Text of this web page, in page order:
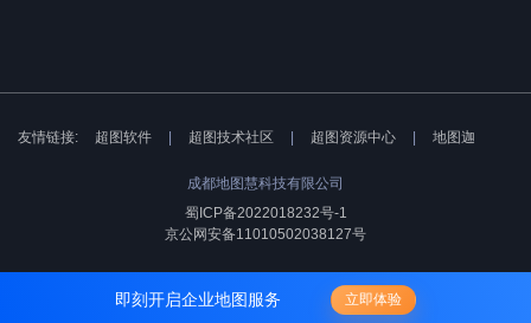
友情链接: 超图软件 超图技术社区 超图资源中心 地图迦
成都地图慧科技有限公司
蜀ICP备2022018232号-1
京公网安备11010502038127号
即刻开启企业地图服务 立即体验